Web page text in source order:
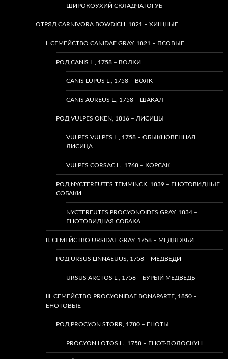
ШИРОКОУХИЙ СКЛАДЧАТОГУБ
ОТРЯД CARNIVORA BOWDICH, 1821 – ХИЩНЫЕ
I. СЕМЕЙСТВО CANIDAE GRAY, 1821 – ПСОВЫЕ
РОД CANIS L., 1758 – ВОЛКИ
CANIS LUPUS L., 1758 – ВОЛК
CANIS AUREUS L., 1758 – ШАКАЛ
РОД VULPES OKEN, 1816 – ЛИСИЦЫ
VULPES VULPES L., 1758 – ОБЫКНОВЕННАЯ
ЛИСИЦА
VULPES CORSAC L., 1768 – КОРСАК
РОД NYCTEREUTES TEMMINCK, 1839 – ЕНОТОВИДНЫЕ
СОБАКИ
NYCTEREUTES PROCYONOIDES GRAY, 1834 –
ЕНОТОВИДНАЯ СОБАКА
II. СЕМЕЙСТВО URSIDAE GRAY, 1758 – МЕДВЕЖЬИ
РОД URSUS LINNAEUUS, 1758 – МЕДВЕДИ
URSUS ARCTOS L., 1758 – БУРЫЙ МЕДВЕДЬ
III. СЕМЕЙСТВО PROCYONIDAE BONAPARTE, 1850 –
ЕНОТОВЫЕ
РОД PROCYON STORR, 1780 – ЕНОТЫ
PROCYON LOTOS L., 1758 – ЕНОТ-ПОЛОСКУН